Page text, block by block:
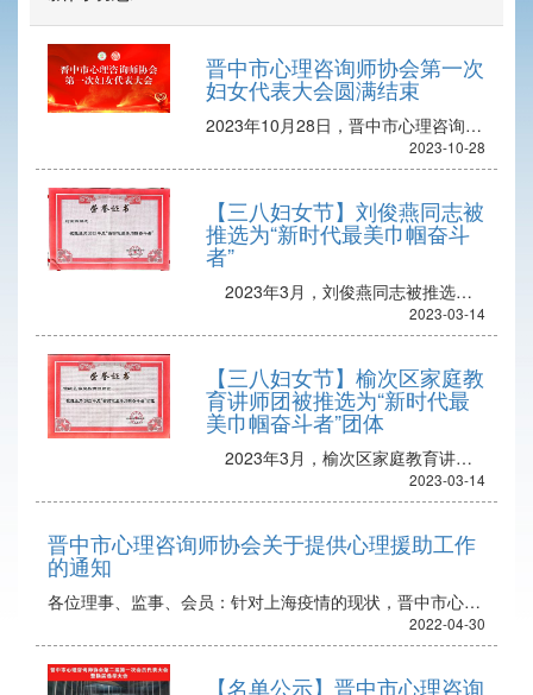
晋中市心理咨询师协会第一次
妇女代表大会圆满结束
2023年10月28日，晋中市心理咨询师协会第一次妇女代表大会在晋中市科技馆一楼报告厅召开。晋中市心理咨询师协会妇女代表共计30名，参会28名。参会嘉宾有：刘慧 晋中市妇联党组成员、妇儿办主任郭侠锋 晋中市
2023-10-28
【三八妇女节】刘俊燕同志被
推选为“新时代最美巾帼奋斗
者”
2023年3月，刘俊燕同志被推选为2022年度“新时代最美巾帼奋斗者”。个人简介刘俊燕MBA工商管理硕士研究生毕业与河北地质大学榆次区家庭教育讲师团讲师晋中市心理咨询师协会理事榆次区新希望培训学校董事长榆次区文苑
2023-03-14
【三八妇女节】榆次区家庭教
育讲师团被推选为“新时代最
美巾帼奋斗者”团体
2023年3月，榆次区家庭教育讲师团被推选为2022年度“新时代最美巾帼奋斗者”团体。讲师团简介 为进一步推动我区中小学及社区家庭教育工作的深入开展，有效提升我区家庭教育指导工作指导水平
2023-03-14
晋中市心理咨询师协会关于提供心理援助工作
的通知
各位理事、监事、会员：针对上海疫情的现状，晋中市心理咨询师协会将参与心理援助工作。现将相关事项说明如下：一、服务对象36人省外援沪医疗团队二、服务期限2个月三、服务目的解决医护人员不适应的问题，主要表现为：1、焦虑，担心怕被感染；2、由于是
2022-04-30
【名单公示】晋中市心理咨询